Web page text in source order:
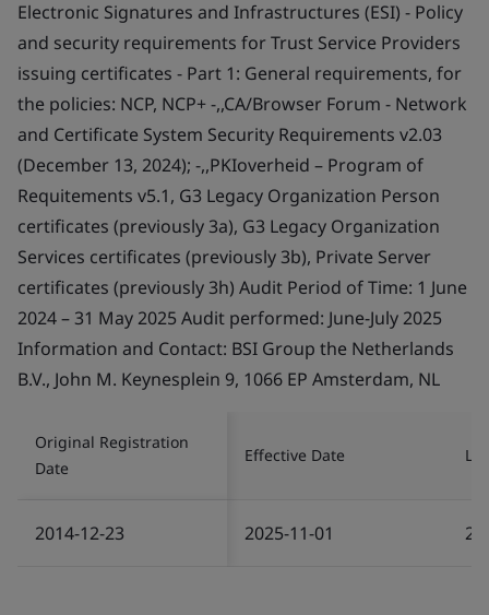
Electronic Signatures and Infrastructures (ESI) - Policy
and security requirements for Trust Service Providers
issuing certificates - Part 1: General requirements, for
the policies: NCP, NCP+ -,,CA/Browser Forum - Network
and Certificate System Security Requirements v2.03
(December 13, 2024); -,,PKIoverheid – Program of
Requitements v5.1, G3 Legacy Organization Person
certificates (previously 3a), G3 Legacy Organization
Services certificates (previously 3b), Private Server
certificates (previously 3h) Audit Period of Time: 1 June
2024 – 31 May 2025 Audit performed: June-July 2025
Information and Contact: BSI Group the Netherlands
B.V., John M. Keynesplein 9, 1066 EP Amsterdam, NL
Original Registration
Date
Effective Date
2014-12-23 2025-11-01